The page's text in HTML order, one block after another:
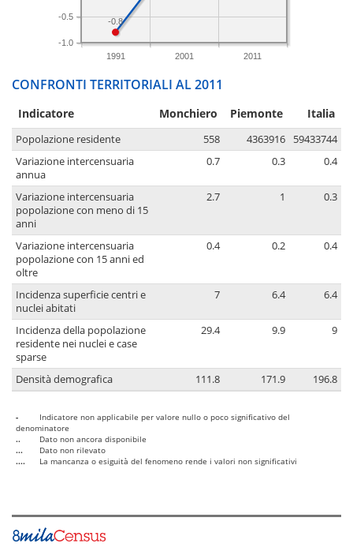
1991 2001 2011
-1.0
-0.5
-0.8
CONFRONTI TERRITORIALI AL 2011
Indicatore Monchiero Piemonte Italia
Popolazione residente 558 4363916
59433744
Variazione intercensuaria
annua
0.7 0.3 0.4
Variazione intercensuaria
popolazione con meno di 15
anni
2.7 1 0.3
Variazione intercensuaria
popolazione con 15 anni ed
oltre
0.4 0.2 0.4
Incidenza superficie centri e
nuclei abitati
7 6.4 6.4
Incidenza della popolazione
residente nei nuclei e case
sparse
29.4 9.9 9
Densità demografica 111.8 171.9 196.8
-
Indicatore non applicabile per valore nullo o poco significativo del
denominatore
..
Dato non ancora disponibile
...
Dato non rilevato
....
La mancanza o esiguità del fenomeno rende i valori non significativi